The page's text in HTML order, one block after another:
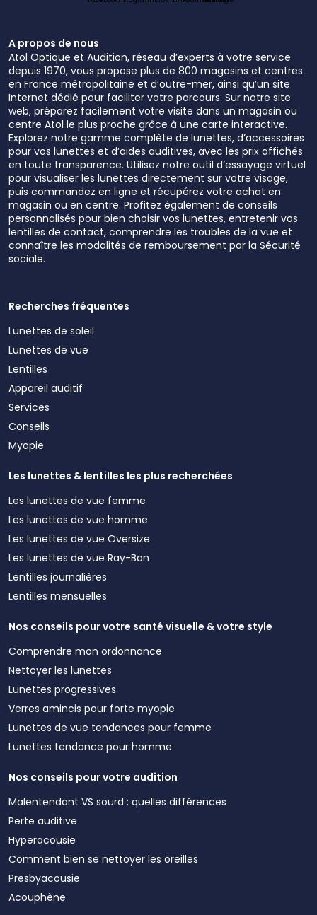
A propos de nous
Atol Optique et Audition, réseau d’experts à votre service
depuis 1970, vous propose plus de 800 magasins et centres
en France métropolitaine et d’outre-mer, ainsi qu’un site
Internet dédié pour faciliter votre parcours. Sur notre site
web, préparez facilement votre visite dans un magasin ou
centre Atol le plus proche grâce à une carte interactive.
Explorez notre gamme complète de lunettes, d’accessoires
pour vos lunettes et d’aides auditives, avec les prix affichés
en toute transparence. Utilisez notre outil d’essayage virtuel
pour visualiser les lunettes directement sur votre visage,
puis commandez en ligne et récupérez votre achat en
magasin ou en centre. Profitez également de conseils
personnalisés pour bien choisir vos lunettes, entretenir vos
lentilles de contact, comprendre les troubles de la vue et
connaître les modalités de remboursement par la Sécurité
sociale.
Recherches fréquentes
Lunettes de soleil
Lunettes de vue
Lentilles
Appareil auditif
Services
Conseils
Myopie
Les lunettes & lentilles les plus recherchées
Les lunettes de vue femme
Les lunettes de vue homme
Les lunettes de vue Oversize
Les lunettes de vue Ray-Ban
Lentilles journalières
Lentilles mensuelles
Nos conseils pour votre santé visuelle & votre style
Comprendre mon ordonnance
Nettoyer les lunettes
Lunettes progressives
Verres amincis pour forte myopie
Lunettes de vue tendances pour femme
Lunettes tendance pour homme
Nos conseils pour votre audition
Malentendant VS sourd : quelles différences
Perte auditive
Hyperacousie
Comment bien se nettoyer les oreilles
Presbyacousie
Acouphène